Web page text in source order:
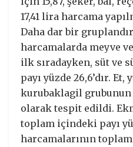
17,41 lira harcama
Daha dar bir
harcamalarda meyve
ilk sıradayken, süt ve
payı yüzde 26,6’dır. Et,
kurubaklagil grubunun
olarak tespit edildi.
toplam içindeki payı
harcamalarının